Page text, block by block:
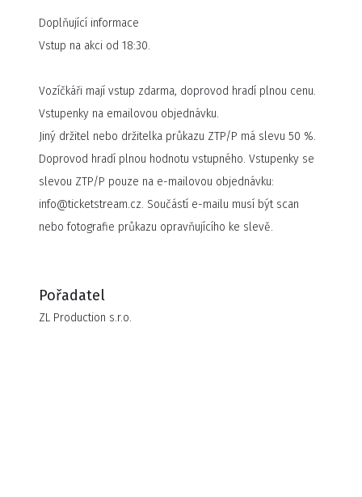
hudby, kterou Čechomor mistrně oživuje na každém svém
vystoupení, na jednu z 15 zastávek Kooperativa tour 2025!
Markétinu dopravní výchovu, kterou kapela podporuje
společně s Platformou Vize 0. Více se o spolupráci
dozvíte zde (https://www.cechomor.cz/pomaha/).
Doplňující informace
Vstup na akci od 18:30.
Vozíčkáři mají vstup zdarma, doprovod hradí plnou cenu.
Vstupenky na emailovou objednávku.
Jiný držitel nebo držitelka průkazu ZTP/P má slevu 50 %.
Doprovod hradí plnou hodnotu vstupného. Vstupenky se
slevou ZTP/P pouze na e-mailovou objednávku:
info@ticketstream.cz. Součástí e-mailu musí být scan
nebo fotografie průkazu opravňujícího ke slevě.
Pořadatel
ZL Production s.r.o.